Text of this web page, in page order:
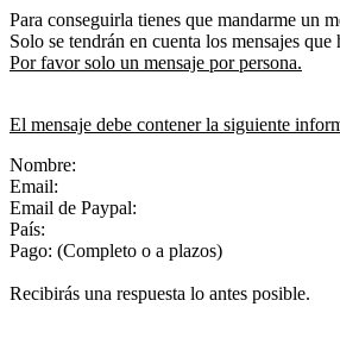
Para conseguirla tienes que mandarme un
Solo se tendrán en cuenta los mensajes
Por favor solo un mensaje por persona.
El mensaje debe contener la siguiente
Nombre:
Email:
Email de Paypal:
País:
Pago: (Completo o a plazos)
Recibirás una respuesta lo antes posible.